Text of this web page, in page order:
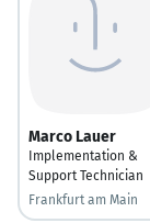
Marco Lauer
Implementation &
Support Technician
Frankfurt am Main